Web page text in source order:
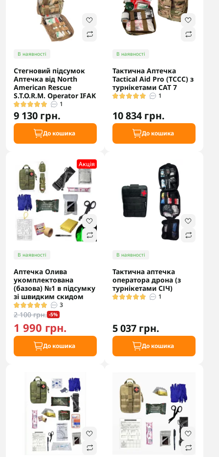
В наявності
Стегновий підсумок
Аптечка від North
American Rescue
S.T.O.R.M. Operator IFAK
1
9 130 грн.
До кошика
В наявності
Тактична Аптечка
Tactical Aid Pro (TCCC) з
турнікетами CAT 7
1
10 834 грн.
До кошика
Акцiя
В наявності
Аптечка Олива
укомплектована
(базова) №1 в підсумку
зі швидким скидом
3
2 100 грн. -5%
1 990 грн.
До кошика
В наявності
Тактична аптечка
оператора дрона (з
турнікетами СІЧ)
1
5 037 грн.
До кошика